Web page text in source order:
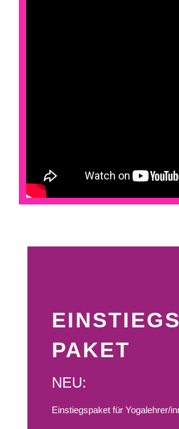
PAKET
NEU:
Einstiegspaket für Yogalehrer/